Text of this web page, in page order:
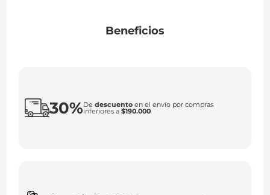
Beneficios
30%Dedescuento en el envío por compras
inferiores a$190.000